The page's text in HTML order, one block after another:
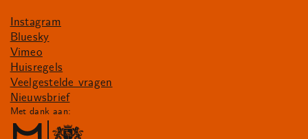
Instagram
Bluesky
Vimeo
Huisregels
Veelgestelde vragen
Nieuwsbrief
Met dank aan: